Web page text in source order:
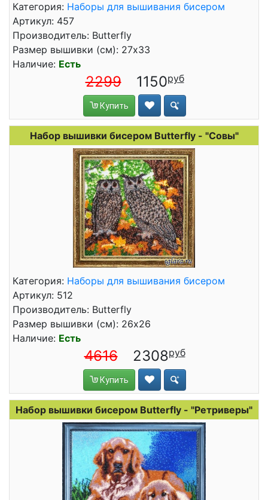
Категория: Наборы для вышивания бисером
Артикул: 457
Производитель: Butterfly
Размер вышивки (см): 27x33
Наличие: Есть
2299 1150
Купить
Набор вышивки бисером Butterfly - "Совы"
Категория: Наборы для вышивания бисером
Артикул: 512
Производитель: Butterfly
Размер вышивки (см): 26x26
Наличие: Есть
4616 2308
Купить
Набор вышивки бисером Butterfly - "Ретриверы"